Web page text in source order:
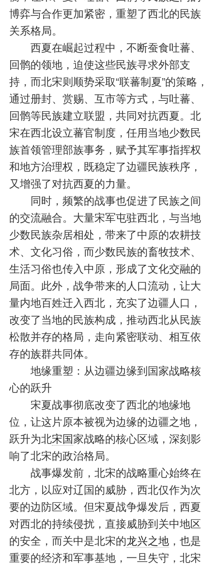
博弈与合作更加紧密，重塑了西北的民族
关系格局。
西夏在崛起过程中，不断蚕食吐蕃、
回鹘的领地，迫使这些民族寻求外部支
持，而北宋则顺势采取“联蕃制夏”的策略，
通过册封、赏赐、互市等方式，与吐蕃、
回鹘等民族建立联盟，共同对抗西夏。北
宋在西北设立蕃官制度，任用当地少数民
族首领管理部族事务，赋予其军事指挥权
和地方治理权，既稳定了边疆民族秩序，
又增强了对抗西夏的力量。
同时，频繁的战事也促进了民族之间
的交流融合。大量宋军屯驻西北，与当地
少数民族杂居相处，带来了中原的农耕技
术、文化习俗，而少数民族的畜牧技术、
生活习俗也传入中原，形成了文化交融的
局面。此外，战争带来的人口流动，让大
量内地百姓迁入西北，充实了边疆人口，
改变了当地的民族构成，推动西北从民族
松散并存的格局，走向紧密联动、相互依
存的族群共同体。
地缘重塑：从边疆边缘到国家战略核
心的跃升
宋夏战事彻底改变了西北的地缘地
位，让这片原本被视为边缘的边疆之地，
跃升为北宋国家战略的核心区域，深刻影
响了北宋的政治格局。
战事爆发前，北宋的战略重心始终在
北方，以应对辽国的威胁，西北仅作为次
要的边防区域。但宋夏战争爆发后，西夏
对西北的持续侵扰，直接威胁到关中地区
的安全，而关中是北宋的龙兴之地，也是
重要的经济和军事基地，一旦失守，北宋